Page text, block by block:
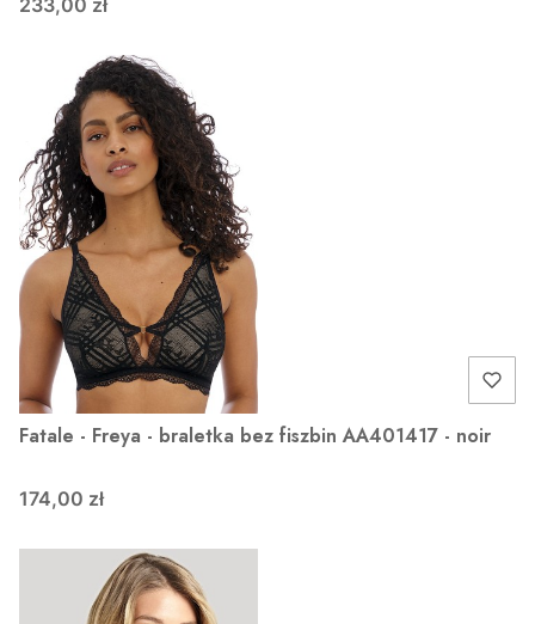
233,00 zł
Fatale - Freya - braletka bez fiszbin AA401417 - noir
174,00 zł